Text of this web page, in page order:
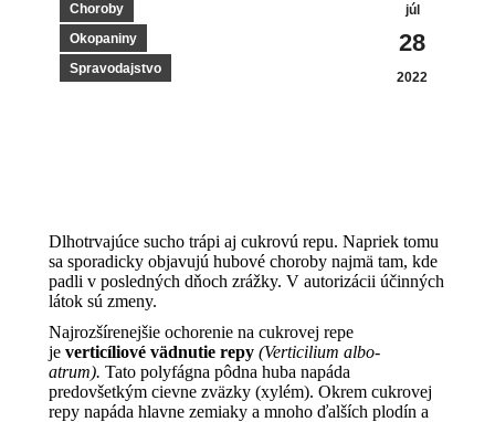
júl
28
2022
Choroby
Okopaniny
Spravodajstvo
Dlhotrvajúce sucho trápi aj cukrovú repu. Napriek tomu
sa sporadicky objavujú hubové choroby najmä tam, kde
padli v posledných dňoch zrážky. V autorizácii účinných
látok sú zmeny.
Najrozšírenejšie ochorenie na cukrovej repe
je verticíliové vädnutie repy (Verticilium albo-
atrum). Tato polyfágna pôdna huba napáda
predovšetkým cievne zväzky (xylém). Okrem cukrovej
repy napáda hlavne zemiaky a mnoho ďalších plodín a